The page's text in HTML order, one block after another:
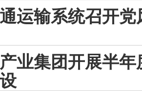
运输系统召开
业集团开展半